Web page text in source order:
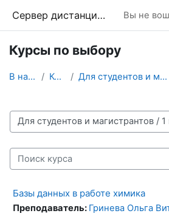
Сервер дистанционного обучения Химического факультета МГУ Вы не
Курсы по выбору
В начало Курсы Для студентов и магистрантов
Категории курсов
Поиск курса
Базы данных в работе химика
Преподаватель: Гринева Ольга